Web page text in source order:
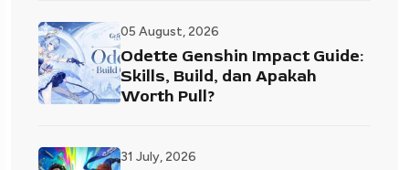
05 August, 2026
Odette Genshin Impact Guide:
Skills, Build, dan Apakah
Worth Pull?
31 July, 2026